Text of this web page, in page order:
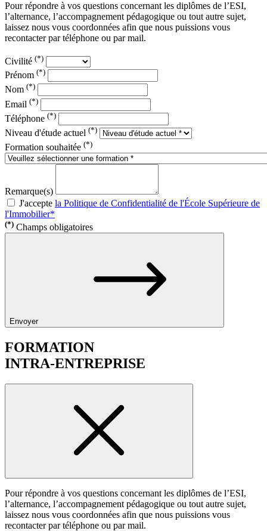
Pour répondre à vos questions concernant les diplômes de l’ESI,
l’alternance, l’accompagnement pédagogique ou tout autre sujet,
laissez nous vous coordonnées afin que nous puissions vous
recontacter par téléphone ou par mail.
Civilité (*)
Prénom (*)
Nom (*)
Email (*)
Téléphone (*)
Niveau d'étude actuel (*)
Formation souhaitée (*)
Remarque(s)
J'accepte la Politique de Confidentialité de l'École Supérieure de
l'Immobilier*
(*) Champs obligatoires
Envoyer
FORMATION
INTRA-ENTREPRISE
Pour répondre à vos questions concernant les diplômes de l’ESI,
l’alternance, l’accompagnement pédagogique ou tout autre sujet,
laissez nous vous coordonnées afin que nous puissions vous
recontacter par téléphone ou par mail.